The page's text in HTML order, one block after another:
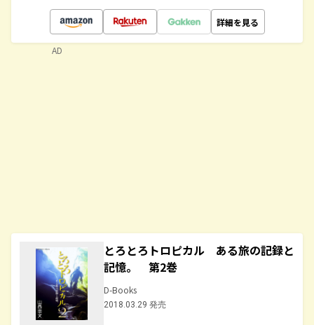
詳細を見る
とろとろトロピカル ある旅の記録と
記憶。 第2巻
D-Books
2018.03.29 発売
AD